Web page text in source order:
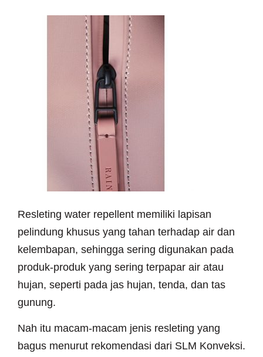
Resleting water repellent memiliki lapisan
pelindung khusus yang tahan terhadap air dan
kelembapan, sehingga sering digunakan pada
produk-produk yang sering terpapar air atau
hujan, seperti pada jas hujan, tenda, dan tas
gunung.
Nah itu macam-macam jenis resleting yang
bagus menurut rekomendasi dari SLM Konveksi.